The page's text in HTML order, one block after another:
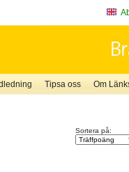
Tipsa oss Om
Sortera på: